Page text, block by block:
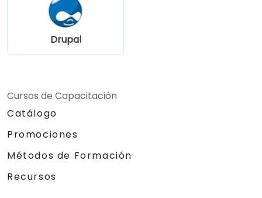
Drupal
Cursos de Capacitación
Catálogo
Promociones
Métodos de Formación
Recursos